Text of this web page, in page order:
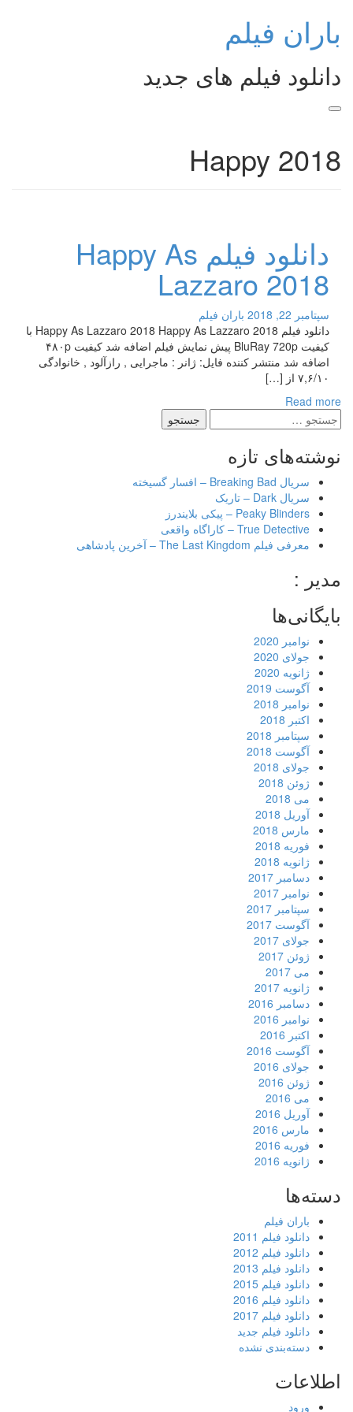
content
باران فیلم
دانلود فیلم های جدید
Happy 2018
دانلود فیلم Happy As
Lazzaro 2018
سپتامبر 22, 2018
باران فیلم
دانلود فیلم Happy As Lazzaro 2018 Happy As Lazzaro 2018 با
کیفیت BluRay 720p پیش نمایش فیلم اضافه شد کیفیت ۴۸۰p
اضافه شد منتشر کننده فایل: ژانر : ماجرایی , رازآلود , خانوادگی
۷,۶/۱۰ از […]
Read more
جستجو
برای:
نوشته‌های تازه
سریال Breaking Bad – افسار گسیخته
سریال Dark – تاریک
Peaky Blinders – پیکی بلایندرز
True Detective – کاراگاه واقعی
معرفی فیلم The Last Kingdom – آخرین پادشاهی
مدیر :
بایگانی‌ها
نوامبر 2020
جولای 2020
ژانویه 2020
آگوست 2019
نوامبر 2018
اکتبر 2018
سپتامبر 2018
آگوست 2018
جولای 2018
ژوئن 2018
می 2018
آوریل 2018
مارس 2018
فوریه 2018
ژانویه 2018
دسامبر 2017
نوامبر 2017
سپتامبر 2017
آگوست 2017
جولای 2017
ژوئن 2017
می 2017
ژانویه 2017
دسامبر 2016
نوامبر 2016
اکتبر 2016
آگوست 2016
جولای 2016
ژوئن 2016
می 2016
آوریل 2016
مارس 2016
فوریه 2016
ژانویه 2016
دسته‌ها
باران فیلم
دانلود فیلم 2011
دانلود فیلم 2012
دانلود فیلم 2013
دانلود فیلم 2015
دانلود فیلم 2016
دانلود فیلم 2017
دانلود فیلم جدید
دسته‌بندی نشده
اطلاعات
ورود